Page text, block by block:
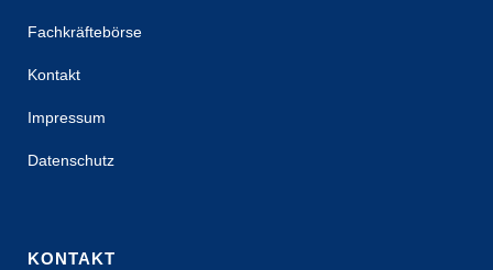
Fachkräftebörse
Kontakt
Impressum
Datenschutz
KONTAKT